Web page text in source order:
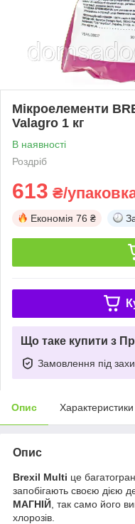
Мікроелементи
Valagro 1 кг
В наявності
Роздріб
613 ₴/
Економія 76 ₴
Що таке купити з
Замовлення під
Опис Характеристики
Опис
Brexil Multi це
запобігають своєю дією
МАГНІЙ , так само його
хлорозів.